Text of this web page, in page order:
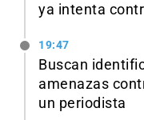
ya intenta
19:47
Buscan
amenazas
un periodista